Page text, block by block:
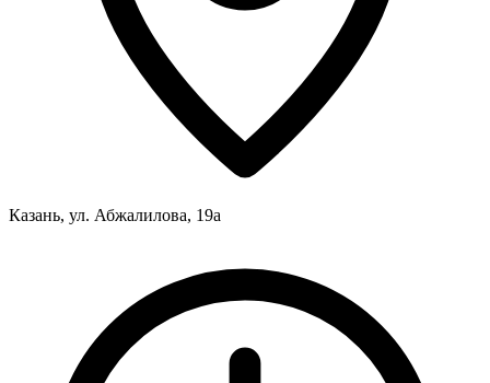
Казань, ул. Абжалилова, 19а